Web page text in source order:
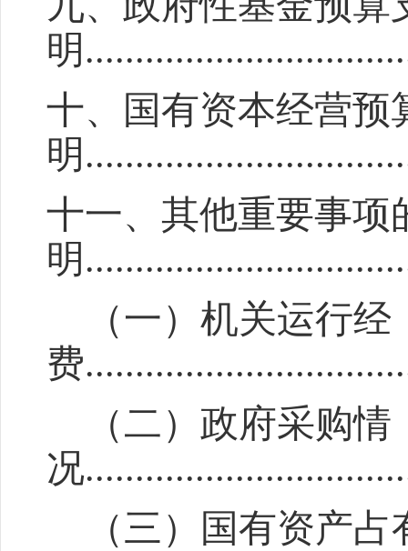
明
十、国有资本经营预
明
十一、其他重要事项
明
（一）机关运行经
费
（二）政府采购情
况
（三）国有资产